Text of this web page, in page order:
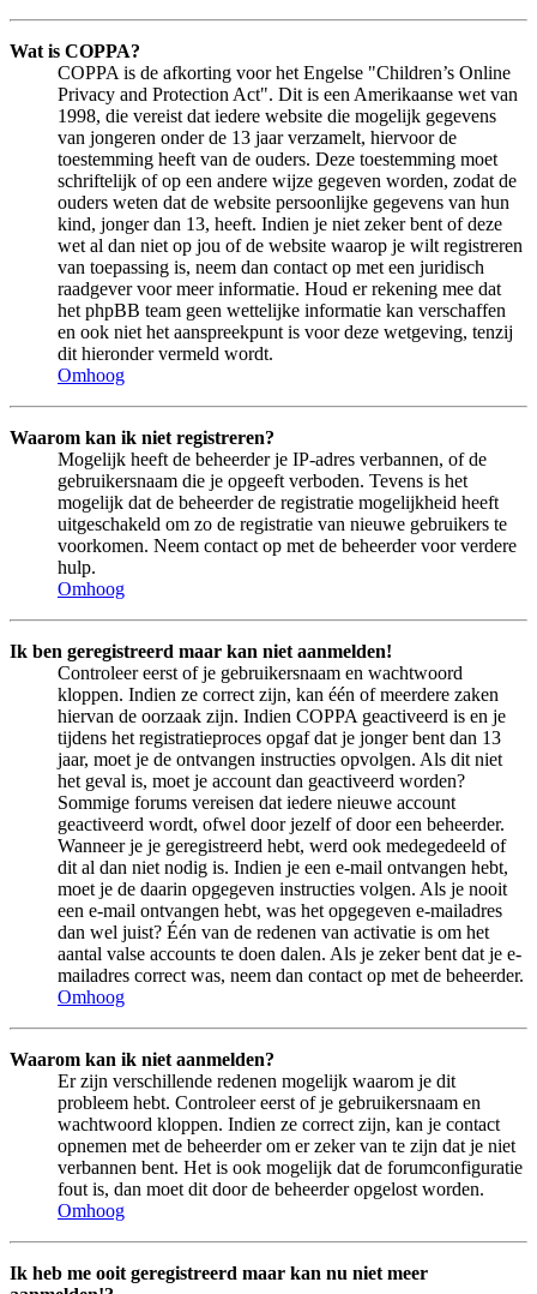
Wat is COPPA?
COPPA is de afkorting voor het Engelse "Children’s Online
Privacy and Protection Act". Dit is een Amerikaanse wet van
1998, die vereist dat iedere website die mogelijk gegevens
van jongeren onder de 13 jaar verzamelt, hiervoor de
toestemming heeft van de ouders. Deze toestemming moet
schriftelijk of op een andere wijze gegeven worden, zodat de
ouders weten dat de website persoonlijke gegevens van hun
kind, jonger dan 13, heeft. Indien je niet zeker bent of deze
wet al dan niet op jou of de website waarop je wilt registreren
van toepassing is, neem dan contact op met een juridisch
raadgever voor meer informatie. Houd er rekening mee dat
het phpBB team geen wettelijke informatie kan verschaffen
en ook niet het aanspreekpunt is voor deze wetgeving, tenzij
dit hieronder vermeld wordt.
Omhoog
Waarom kan ik niet registreren?
Mogelijk heeft de beheerder je IP-adres verbannen, of de
gebruikersnaam die je opgeeft verboden. Tevens is het
mogelijk dat de beheerder de registratie mogelijkheid heeft
uitgeschakeld om zo de registratie van nieuwe gebruikers te
voorkomen. Neem contact op met de beheerder voor verdere
hulp.
Omhoog
Ik ben geregistreerd maar kan niet aanmelden!
Controleer eerst of je gebruikersnaam en wachtwoord
kloppen. Indien ze correct zijn, kan één of meerdere zaken
hiervan de oorzaak zijn. Indien COPPA geactiveerd is en je
tijdens het registratieproces opgaf dat je jonger bent dan 13
jaar, moet je de ontvangen instructies opvolgen. Als dit niet
het geval is, moet je account dan geactiveerd worden?
Sommige forums vereisen dat iedere nieuwe account
geactiveerd wordt, ofwel door jezelf of door een beheerder.
Wanneer je je geregistreerd hebt, werd ook medegedeeld of
dit al dan niet nodig is. Indien je een e-mail ontvangen hebt,
moet je de daarin opgegeven instructies volgen. Als je nooit
een e-mail ontvangen hebt, was het opgegeven e-mailadres
dan wel juist? Één van de redenen van activatie is om het
aantal valse accounts te doen dalen. Als je zeker bent dat je e-
mailadres correct was, neem dan contact op met de beheerder.
Omhoog
Waarom kan ik niet aanmelden?
Er zijn verschillende redenen mogelijk waarom je dit
probleem hebt. Controleer eerst of je gebruikersnaam en
wachtwoord kloppen. Indien ze correct zijn, kan je contact
opnemen met de beheerder om er zeker van te zijn dat je niet
verbannen bent. Het is ook mogelijk dat de forumconfiguratie
fout is, dan moet dit door de beheerder opgelost worden.
Omhoog
Ik heb me ooit geregistreerd maar kan nu niet meer